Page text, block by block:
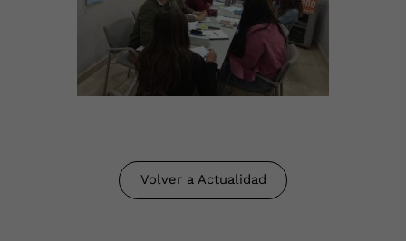
Volver a Actualidad